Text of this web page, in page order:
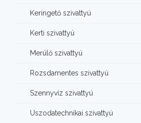
Keringető szivattyú
Kerti szivattyú
Merülő szivattyú
Rozsdamentes szivattyú
Szennyvíz szivattyú
Uszodatechnikai szivattyú